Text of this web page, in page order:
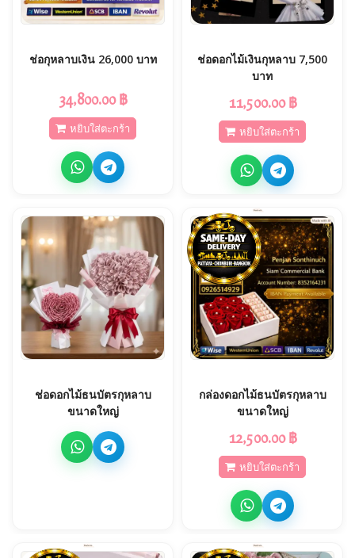
ช่อกุหลาบเงิน 26,000 บาท
34,800.00 ฿
หยิบใส่ตะกร้า
ช่อดอกไม้เงินกุหลาบ 7,500
บาท
11,500.00 ฿
หยิบใส่ตะกร้า
ช่อดอกไม้ธนบัตรกุหลาบ
ขนาดใหญ่
กล่องดอกไม้ธนบัตรกุหลาบ
ขนาดใหญ่
12,500.00 ฿
หยิบใส่ตะกร้า